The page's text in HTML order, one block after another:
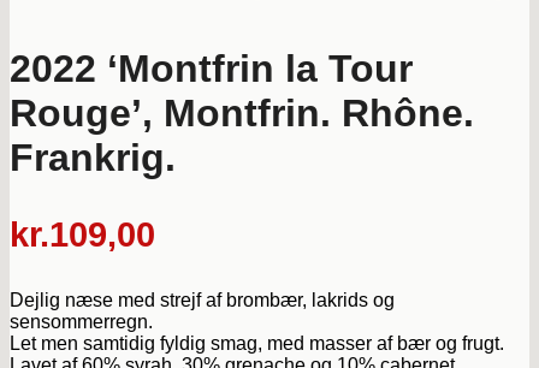
2022 ‘Montfrin la Tour
Rouge’, Montfrin. Rhône.
Frankrig.
kr.109,00
Dejlig næse med strejf af brombær, lakrids og
sensommerregn.
Let men samtidig fyldig smag, med masser af bær og frugt.